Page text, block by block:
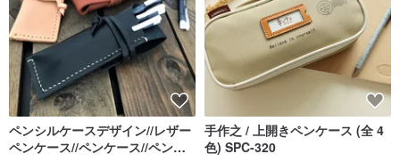
ペンシルケースデザイン//レザー
ペンケース//ペンケース//ペンホ
手作之 / 上開きペンケース (全 4
色) SPC-320